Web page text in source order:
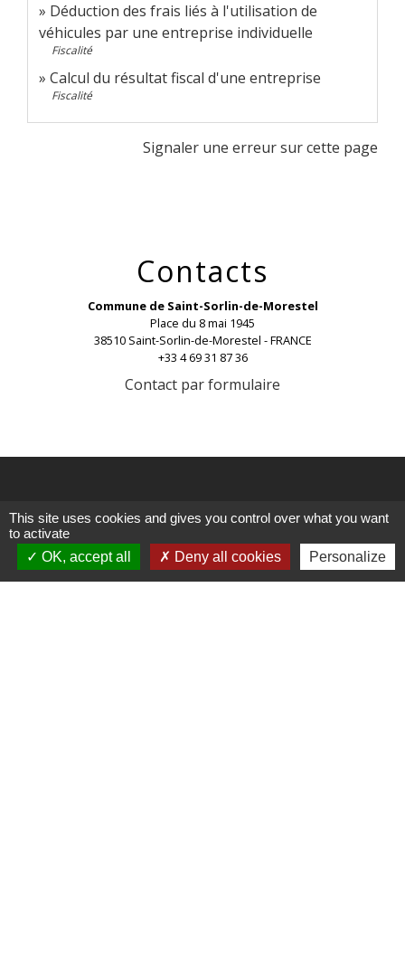
Déduction des frais liés à l'utilisation de
véhicules par une entreprise individuelle
Fiscalité
Calcul du résultat fiscal d'une entreprise
Fiscalité
Signaler une erreur sur cette page
Contacts
Commune de Saint-Sorlin-de-Morestel
Place du 8 mai 1945
38510 Saint-Sorlin-de-Morestel - FRANCE
+33 4 69 31 87 36
Contact par formulaire
Liens
Office du tourisme
This site uses cookies and gives you control over what you want
to activate
OK, accept all
Deny all cookies Personalize